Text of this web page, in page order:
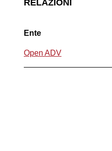
RELAZIONI
Ente
Open ADV